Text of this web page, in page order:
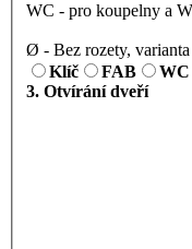
WC - pro koupelny a
Ø - Bez rozety,
Klíč
FAB WC
3. Otvírání dveří